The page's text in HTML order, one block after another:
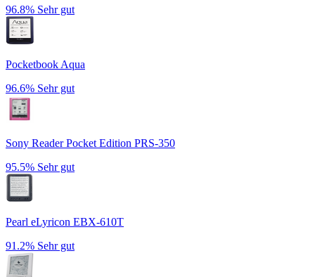
96.8% Sehr gut
Pocketbook Aqua
96.6% Sehr gut
Sony Reader Pocket Edition PRS-350
95.5% Sehr gut
Pearl eLyricon EBX-610T
91.2% Sehr gut